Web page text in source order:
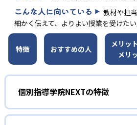
こんな人に向いている
教材や担
細かく伝えて、よりよい授業を受けた
特徴 おすすめの人
メリッ
メリ
個別指導学院NEXTの特徴
01
授業で使う教材